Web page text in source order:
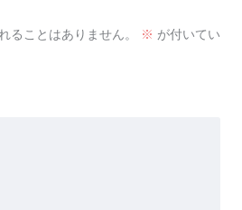
ることはありません。 ※ が付いてい